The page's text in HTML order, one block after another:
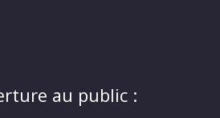
au public :